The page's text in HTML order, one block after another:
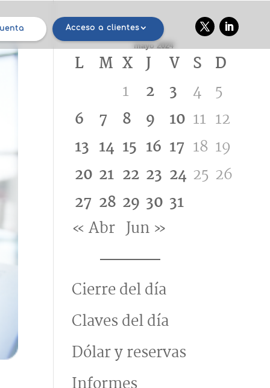
Acceso a clientes
mayo 2024
L M X J V S D
1
2 3 4 5
6
7 8 9 10 11 12
13 14 15 16 17 18 19
20 21 22 23 24 25 26
27 28 29 30 31
« Abr Jun »
Cierre del día
Claves del día
Dólar y reservas